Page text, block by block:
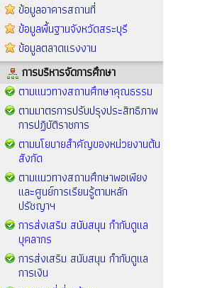
ข้อมูลอาคารสถานที่
ข้อมูลพื้นฐานจังหวัดสระบุรี
ข้อมูลตลาดแรงงาน
การบริหารจัดการศึกษา
ตามแนวทางสถานศึกษาคุณธรรม
ตามมาตรการปรับปรุงประสิทธิภาพ
การปฏิบัติราชการ
ตามนโยบายสำคัญของหน่วยงานต้น
สังกัด
ตามแนวทางสถานศึกษาพอเพียง
และศูนย์การเรียนรู้ตามหลัก
ปรัชญาฯ
การส่งเสริม สนับสนุน กำกับดูแล
บุคลากร
การส่งเสริม สนับสนุน กำกับดูแล
การเงิน